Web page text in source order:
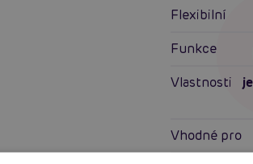
Flexibilní
Funkce
Vlastnosti
Vhodné pro